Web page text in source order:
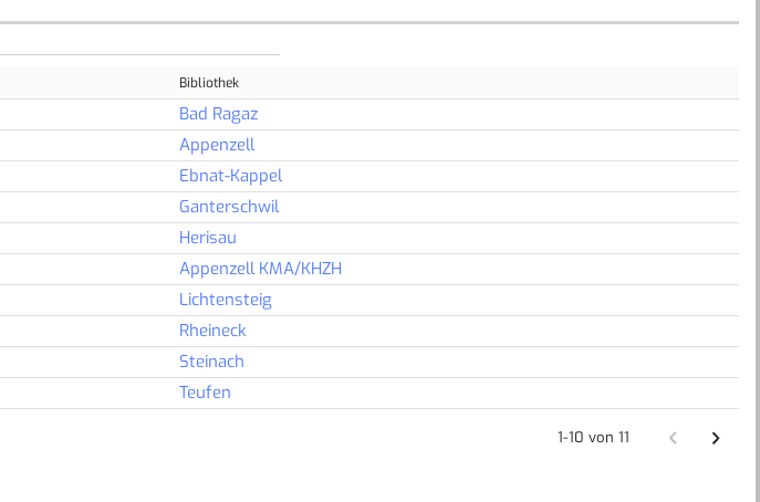
Bibliothek
Bad Ragaz
Appenzell
Ebnat-Kappel
Ganterschwil
Herisau
Appenzell KMA/KHZH
Lichtensteig
Rheineck
Steinach
Teufen
1-10 von 11